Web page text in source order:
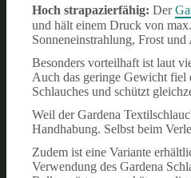
Hoch strapazierfähig: Der
und hält einem Druck von
Sonneneinstrahlung, Frost und
Besonders vorteilhaft ist laut
Auch das geringe Gewicht fiel
Schlauches und schützt
Weil der Gardena
Handhabung. Selbst beim
Zudem ist eine Variante
Verwendung des Gardena